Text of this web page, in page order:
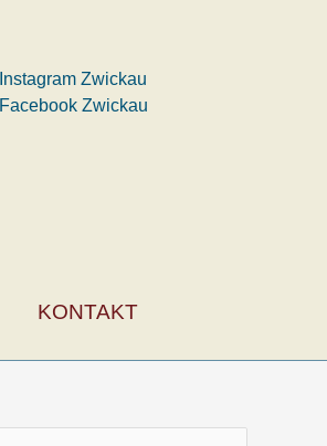
Instagram Zwickau
Facebook Zwickau
KONTAKT